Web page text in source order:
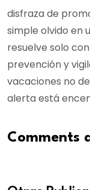
disfraza de
simple olvido en
resuelve solo
prevención y
vacaciones no
alerta está
Comments